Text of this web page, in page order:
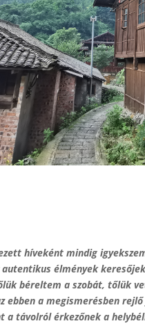
híveként mindig
élmények
béreltem a szobát, tőlük
ebben a megismerésben
a távolról érkezőnek a